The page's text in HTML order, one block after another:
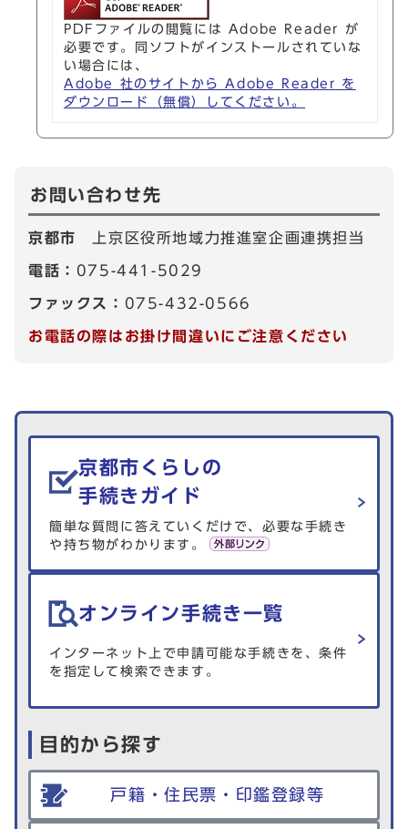
PDFファイルの閲覧には Adobe Reader が
必要です。同ソフトがインストールされていな
い場合には、
Adobe 社のサイトから Adobe Reader を
ダウンロード（無償）してください。
お問い合わせ先
京都市 上京区役所地域力推進室企画連携担当
電話： 075-441-5029
ファックス： 075-432-0566
お電話の際はお掛け間違いにご注意ください
生活情報を探す
京都市くらしの
手続きガイド
簡単な質問に答えていくだけで、必要な手続き
や持ち物がわかります。
オンライン手続き一覧
インターネット上で申請可能な手続きを、条件
を指定して検索できます。
目的から探す
戸籍・住民票・印鑑登録等